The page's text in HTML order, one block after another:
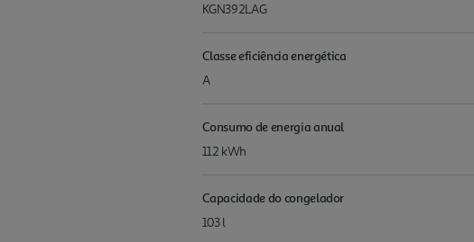
KGN392LAG
Classe eficiência energética
A
Consumo de energia anual
112 kWh
Capacidade do congelador
103 l